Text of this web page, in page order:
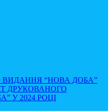
ВИДАННЯ “НОВА ДОБА”
ДРУКОВАНОГО
У 2024 РОЦІ